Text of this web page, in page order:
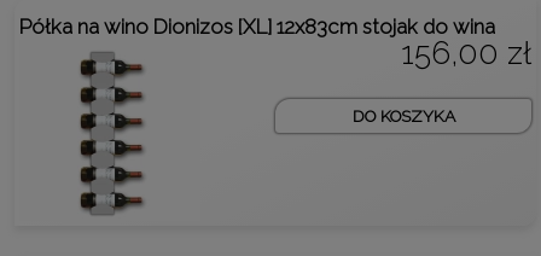
Półka na wino Dionizos [XL] 12x83cm stojak do wina
156,00 zł
DO KOSZYKA